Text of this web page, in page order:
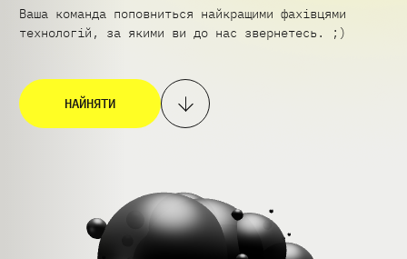
Ваша команда поповниться найкращими фахівцями
технологій, за якими ви до нас звернетесь. ;)
НАЙНЯТИ